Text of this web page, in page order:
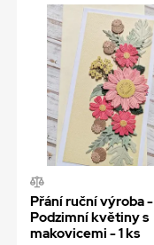
Přání ruční výroba -
Podzimní květiny s
makovicemi - 1 ks